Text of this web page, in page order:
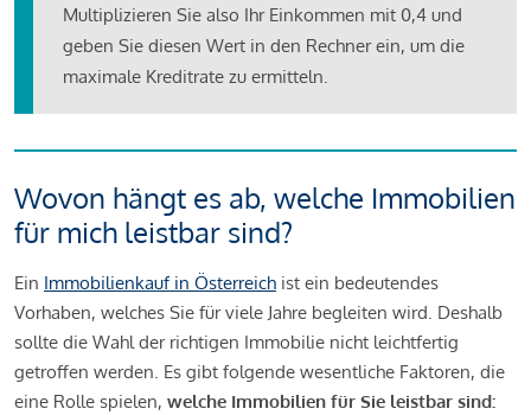
Multiplizieren Sie also Ihr Einkommen mit 0,4 und
geben Sie diesen Wert in den Rechner ein, um die
maximale Kreditrate zu ermitteln.
Wovon hängt es ab, welche Immobilien
für mich leistbar sind?
Ein Immobilienkauf in Österreich ist ein bedeutendes
Vorhaben, welches Sie für viele Jahre begleiten wird. Deshalb
sollte die Wahl der richtigen Immobilie nicht leichtfertig
getroffen werden. Es gibt folgende wesentliche Faktoren, die
eine Rolle spielen, welche Immobilien für Sie leistbar sind: